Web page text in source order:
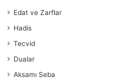
Edat ve Zarflar
Hadis
Tecvid
Dualar
Aksamı Seba